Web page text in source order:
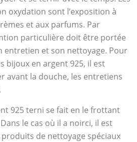
oxydation sont l’exposition à
et aux parfums. Par
particulière doit être portée
entretien et son nettoyage. Pour
bijoux en argent 925, il est
avant la douche, les entretiens
925 terni se fait en le frottant
le cas où il a noirci, il est
de nettoyage spéciaux